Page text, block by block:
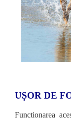
UȘOR DE
Funcționarea